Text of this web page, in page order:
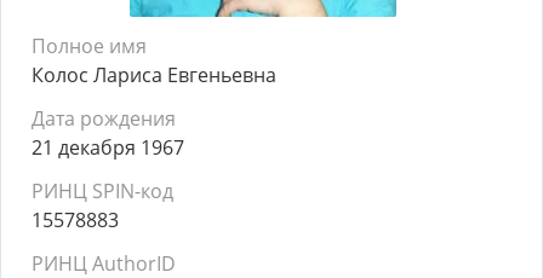
Полное имя
Колос Лариса Евгеньевна
Дата рождения
21 декабря 1967
РИНЦ SPIN-код
15578883
РИНЦ AuthorID